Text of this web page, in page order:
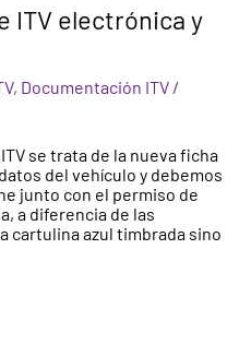
ITV electrónica y
, Documentación ITV /
se trata de la nueva ficha
del vehículo y debemos
junto con el permiso de
a diferencia de las
cartulina azul timbrada sino